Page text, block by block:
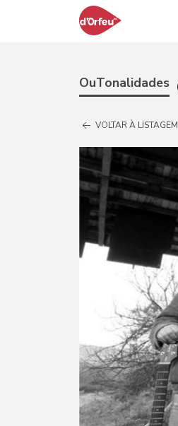
OuTonalidades
VOLTAR À LISTAGEM